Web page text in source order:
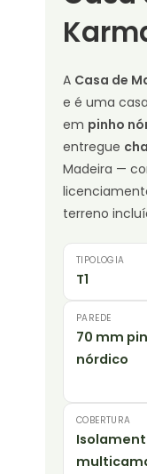
A Casa de
e é uma
em pinho
entregue
Madeira —
terreno
TIPOLOGIA
T1
PAREDE
70 mm
nórdico
COBERTURA